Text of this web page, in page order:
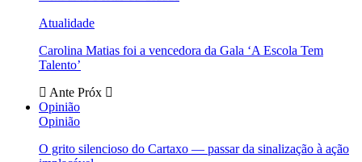
Atualidade
Carolina Matias foi a vencedora da Gala ‘A Escola Tem
Talento’
Ante Próx
Opinião
Opinião
O grito silencioso do Cartaxo — passar da sinalização à ação